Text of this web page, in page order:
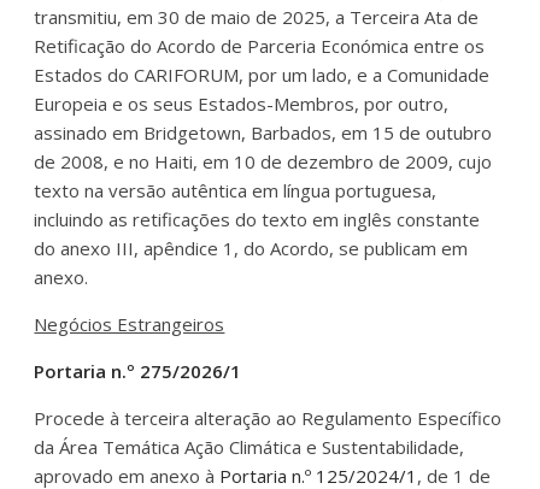
transmitiu, em 30 de maio de 2025, a Terceira Ata de
Retificação do Acordo de Parceria Económica entre os
Estados do CARIFORUM, por um lado, e a Comunidade
Europeia e os seus Estados-Membros, por outro,
assinado em Bridgetown, Barbados, em 15 de outubro
de 2008, e no Haiti, em 10 de dezembro de 2009, cujo
texto na versão autêntica em língua portuguesa,
incluindo as retificações do texto em inglês constante
do anexo III, apêndice 1, do Acordo, se publicam em
anexo.
Negócios Estrangeiros
Portaria n.º 275/2026/1
Procede à terceira alteração ao Regulamento Específico
da Área Temática Ação Climática e Sustentabilidade,
aprovado em anexo à Portaria n.º 125/2024/1 , de 1 de